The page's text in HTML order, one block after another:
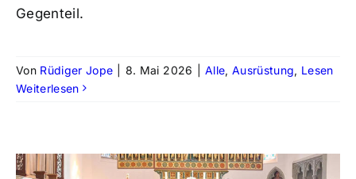
Gegenteil.
Von Rüdiger Jope 8. Mai 2026 Alle, Ausrüstung, Lesen
Weiterlesen